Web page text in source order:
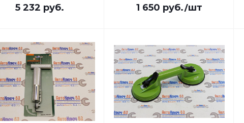
5 232 руб. 1 650 руб./шт